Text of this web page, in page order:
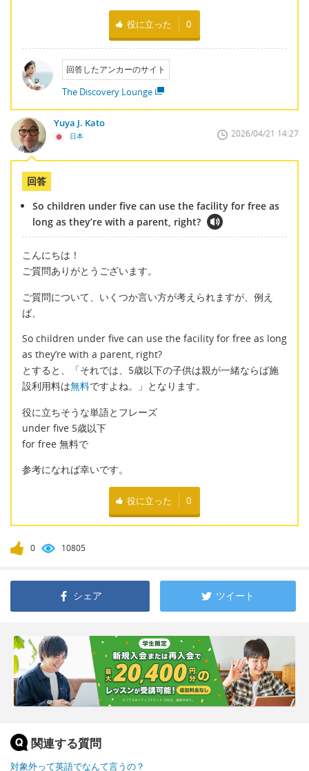
役に立った 0
回答したアンカーのサイト
The Discovery Lounge
Yuya J. Kato
日本 2026/04/21 14:27
回答
So children under five can use the facility for free as
long as they’re with a parent, right?
こんにちは！
ご質問ありがとうございます。
ご質問について、いくつか言い方が考えられますが、例え
ば、
So children under five can use the facility for free as long
as they’re with a parent, right?
とすると、「それでは、5歳以下の子供は親が一緒ならば施
設利用料は無料ですよね。」となります。
役に立ちそうな単語とフレーズ
under five 5歳以下
for free 無料で
参考になれば幸いです。
役に立った 0
0 10805
シェア ツイート
関連する質問
対象外って英語でなんて言うの？